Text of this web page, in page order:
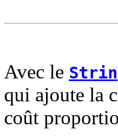
Avec le
qui ajoute la
coût